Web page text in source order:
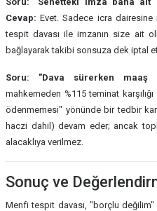
Cevap: Evet. Sadece icra
tespit davası ile imzanın size ait
bağlayarak takibi sonsuza dek iptal
Soru: "Dava sürerken
mahkemeden %115 teminat
ödenmemesi" yönünde bir tedbir
haczi dahil) devam eder; ancak
alacaklıya verilmez.
Sonuç ve
Menfi tespit davası, "borçlu